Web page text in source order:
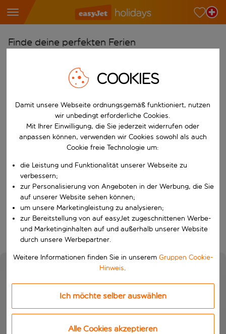
Finde deine perfekten Ferien
Wähle deine Flughäfen
Beginne mit der Eingabe für die automatische
Reiseziele finden
Nach
W&auml;hle ein Ab- und R&uuml;ckflugdatum aus.
Wähle deine Reisedaten
Wann
Wer
Suchen
COOKIES
Damit unsere Webseite ordnungsgemäß funktioniert, nutzen
wir unbedingt erforderliche Cookies.
Mit Ihrer Einwilligung, die Sie jederzeit widerrufen oder
anpassen können, verwenden wir Cookies sowohl als auch
Cookie freie Technologie um:
die Leistung und Funktionalität unserer Webseite zu
verbessern;
zur Personalisierung von Angeboten in der Werbung, die Sie
auf unserer Website sehen können;
um unsere Marketingleistung zu analysieren;
zur Bereitstellung von auf easyJet zugeschnittenen Werbe-
und Marketinginhalten auf und außerhalb unserer Website
durch unsere Werbepartner.
Weitere Informationen finden Sie in unserem Gruppen Cookie-
Hinweis.
Ich möchte selber auswählen
Alle Cookies akzeptieren